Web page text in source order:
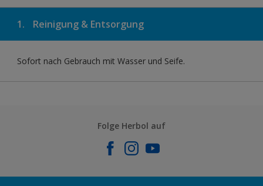
1. Reinigung & Entsorgung
Sofort nach Gebrauch mit Wasser und Seife.
Folge Herbol auf